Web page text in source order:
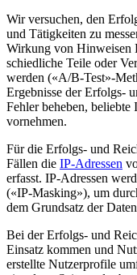
Wir versuchen, den
und Tätig­keiten zu
Wirkung von Hinweisen
schiedliche Teile oder
werden («A/B-Test»-
Ergebnisse der Erfolgs-
Fehler beheben, beliebte
vornehmen.
Für die Erfolgs- und
Fällen die IP-Adressen
erfasst. IP-Adressen
(«IP-Masking»), um
dem Grundsatz der
Bei der Erfolgs- und
Einsatz kommen und
erstellte Nutzer­profile